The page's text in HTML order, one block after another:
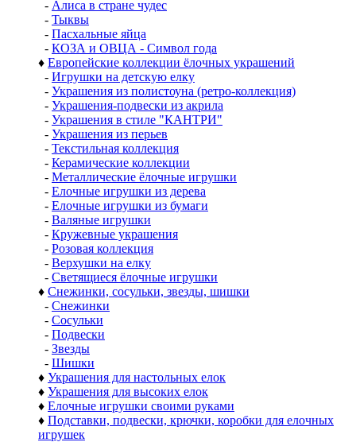
- Алиса в стране чудес
- Тыквы
- Пасхальные яйца
- КОЗА и ОВЦА - Символ года
♦ Европейские коллекции ёлочных украшений
- Игрушки на детскую елку
- Украшения из полистоуна (ретро-коллекция)
- Украшения-подвески из акрила
- Украшения в стиле "КАНТРИ"
- Украшения из перьев
- Текстильная коллекция
- Керамические коллекции
- Металлические ёлочные игрушки
- Елочные игрушки из дерева
- Елочные игрушки из бумаги
- Валяные игрушки
- Кружевные украшения
- Розовая коллекция
- Верхушки на елку
- Светящиеся ёлочные игрушки
♦ Снежинки, сосульки, звезды, шишки
- Снежинки
- Сосульки
- Подвески
- Звезды
- Шишки
♦ Украшения для настольных елок
♦ Украшения для высоких елок
♦ Елочные игрушки своими руками
♦ Подставки, подвески, крючки, коробки для елочных
игрушек